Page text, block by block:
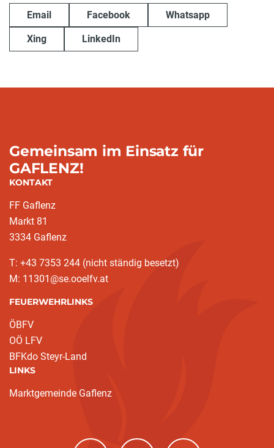
Email Facebook Whatsapp
Xing LinkedIn
Gemeinsam im Einsatz für
GAFLENZ!
KONTAKT
FF Gaflenz
Markt 81
3334 Gaflenz
T: +43 7353 244 (nicht ständig besetzt)
M: 11301@se.ooelfv.at
FEUERWEHRLINKS
ÖBFV
OÖ LFV
BFKdo Steyr-Land
LINKS
Marktgemeinde Gaflenz